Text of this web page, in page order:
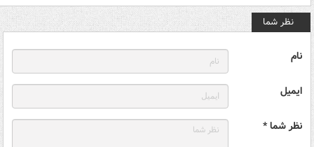
نظر شما
نام
ایمیل
نظر شما *